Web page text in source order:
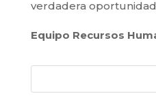
verdadera
Equipo Recursos